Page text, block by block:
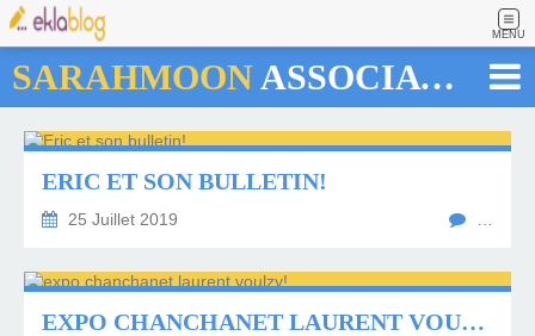
MENU
SARAHMOON ASSOCIATION
ERIC ET SON BULLETIN!
25 Juillet 2019
EXPO CHANCHANET LAURENT VOULZY!